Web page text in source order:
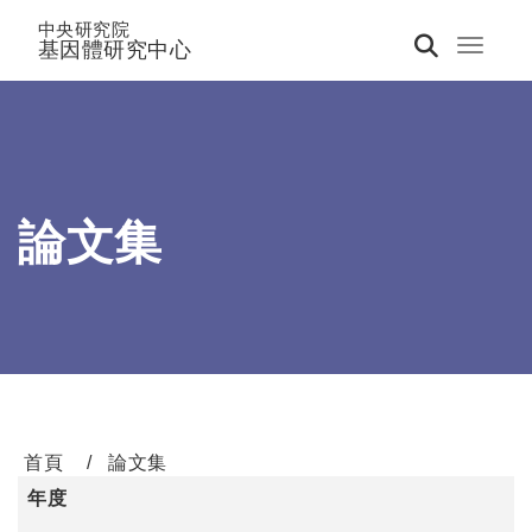
Toggle
中央研究院
基因體研究中心
論文集
首頁
論文集
年度